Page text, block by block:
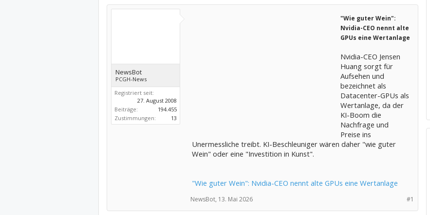
NewsBot
PCGH-News
Registriert seit:
27. August 2008
Beiträge:
194.455
Zustimmungen:
13
"Wie guter Wein":
Nvidia-CEO nennt alte
GPUs eine Wertanlage
Nvidia-CEO Jensen
Huang sorgt für
Aufsehen und
bezeichnet als
Datacenter-GPUs als
Wertanlage, da der
KI-Boom die
Nachfrage und
Preise ins
Unermessliche treibt. KI-Beschleuniger wären daher "wie guter
Wein" oder eine "Investition in Kunst".
"Wie guter Wein": Nvidia-CEO nennt alte GPUs eine Wertanlage
#1
NewsBot, 13. Mai 2026